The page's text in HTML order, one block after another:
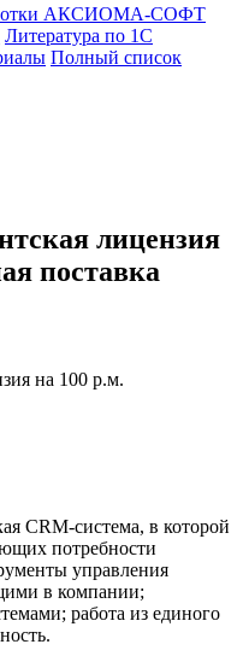
АКСИОМА-СОФТ
Литература по 1С
Полный список
лицензия
поставка
на 100 р.м.
CRM-система, в которой
потребности
управления
в компании;
работа из единого